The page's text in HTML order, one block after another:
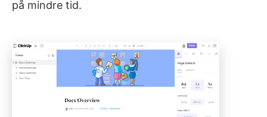
på mindre tid.